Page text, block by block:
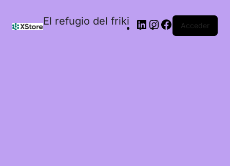
El refugio del friki Acceder